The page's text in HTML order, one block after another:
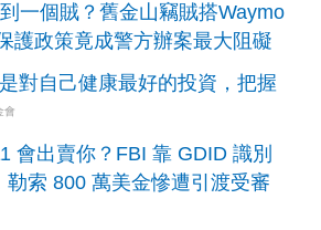
一個賊？舊金山竊賊搭Waymo
護政策竟成警方辦案最大阻礙
對自己健康最好的投資，把握
會
會出賣你？FBI 靠 GDID 識別
索 800 萬美金慘遭引渡受審